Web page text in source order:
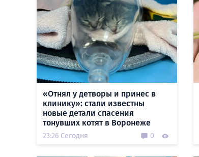
«Отнял у детворы и принес в
клинику»: стали известны
новые детали спасения
тонувших котят в Воронеже
23:26 Сегодня 0